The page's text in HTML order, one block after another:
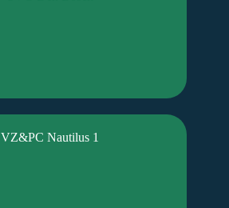
VZ&PC Nautilus 1